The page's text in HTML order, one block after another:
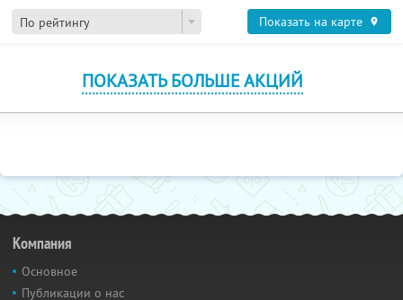
По рейтингу Показать на карте
ПОКАЗАТЬ БОЛЬШЕ АКЦИЙ
Компания
Основное
Публикации о нас